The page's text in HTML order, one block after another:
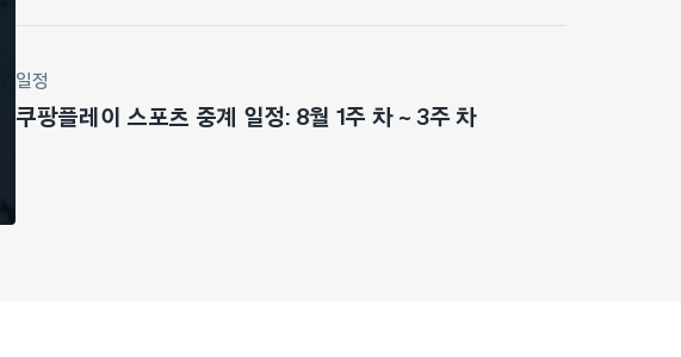
일정
쿠팡플레이 스포츠 중계 일정: 8월 1주 차 ~ 3주 차